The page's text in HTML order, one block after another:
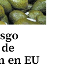
en EU